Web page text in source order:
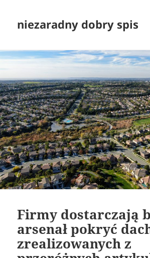
niezaradny dobry spis
Firmy dostarczają
arsenał pokryć
zrealizowanych z